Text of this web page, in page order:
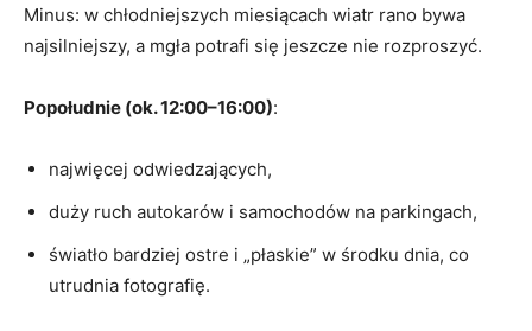
Minus: w chłodniejszych miesiącach wiatr rano bywa
najsilniejszy, a mgła potrafi się jeszcze nie rozproszyć.
Popołudnie (ok. 12:00–16:00):
najwięcej odwiedzających,
duży ruch autokarów i samochodów na parkingach,
światło bardziej ostre i „płaskie” w środku dnia, co
utrudnia fotografię.